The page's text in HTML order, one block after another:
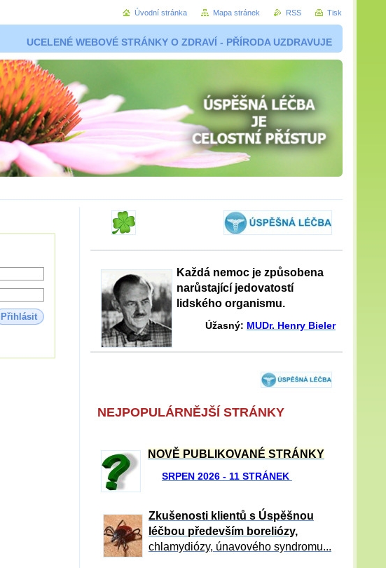
UCELENÉ WEBOVÉ STRÁNKY O ZDRAVÍ - PŘÍRODA UZDRAVUJE
Přihlásit
Každá nemoc je způsobena
narůstající jedovatostí
lidského organismu.
Úžasný: MUDr. Henry Bieler
NEJPOPULÁRNĚJŠÍ STRÁNKY
NOVĚ PUBLIKOVANÉ STRÁNKY
SRPEN 2026 - 11 STRÁNEK
Zkušenosti klientů s Úspěšnou
léčbou především boreliózy,
chlamydiózy, únavového syndromu...
Úvodní stránka Mapa stránek RSS Tisk